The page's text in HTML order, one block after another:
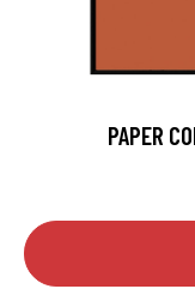
PAPER